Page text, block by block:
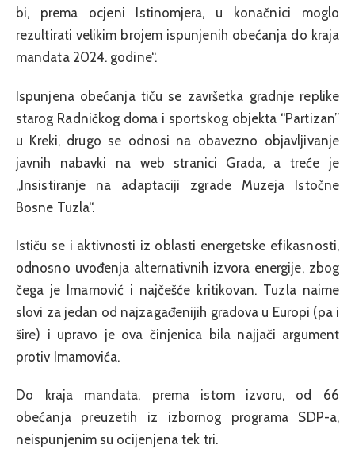
bi, prema ocjeni Istinomjera, u konačnici moglo
rezultirati velikim brojem ispunjenih obećanja do kraja
mandata 2024. godine“.
Ispunjena obećanja tiču se završetka gradnje replike
starog Radničkog doma i sportskog objekta “Partizan”
u Kreki, drugo se odnosi na obavezno objavljivanje
javnih nabavki na web stranici Grada, a treće je
„Insistiranje na adaptaciji zgrade Muzeja Istočne
Bosne Tuzla“.
Ističu se i aktivnosti iz oblasti energetske efikasnosti,
odnosno uvođenja alternativnih izvora energije, zbog
čega je Imamović i najčešće kritikovan. Tuzla naime
slovi za jedan od najzagađenijih gradova u Europi (pa i
šire) i upravo je ova činjenica bila najjači argument
protiv Imamovića.
Do kraja mandata, prema istom izvoru, od 66
obećanja preuzetih iz izbornog programa SDP-a,
neispunjenim su ocijenjena tek tri.